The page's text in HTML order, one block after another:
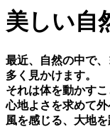
美しい⾃
最近、⾃然の中で
多く⾒かけます。
それは体を動かす
⼼地よさを求めて外
⾵を感じる、⼤地